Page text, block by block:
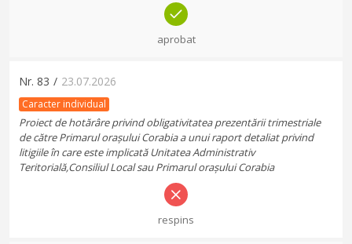
aprobat
Nr. 83 / 23.07.2026
Caracter individual
Proiect de hotărâre privind obligativitatea prezentării trimestriale
de către Primarul orașului Corabia a unui raport detaliat privind
litigiile în care este implicată Unitatea Administrativ
Teritorială,Consiliul Local sau Primarul orașului Corabia
respins